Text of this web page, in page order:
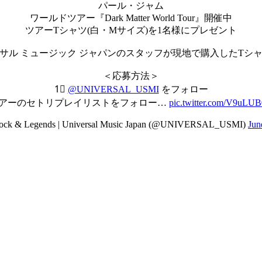
パール・ジャム
ワールドツアー『Dark Matter World Tour』開催中
ツアーTシャツ(白・Mサイズ)を1名様にプレゼント
ル ミュージック ジャパンのスタッフが現地で購入したTシャ
＜応募方法＞
1⃣ @UNIVERSAL_USMIをフォロー
ーのセトリプレイリストをフォロー… pic.twitter.com/
& Legends | Universal Music Japan (@UNIVERSAL_USMI)